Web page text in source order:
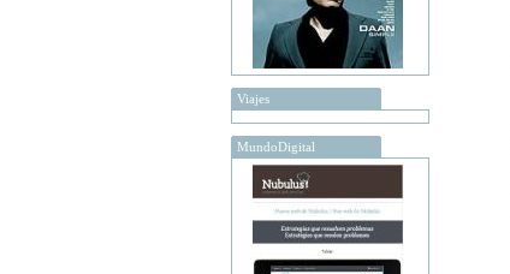
Viajes
MundoDigital